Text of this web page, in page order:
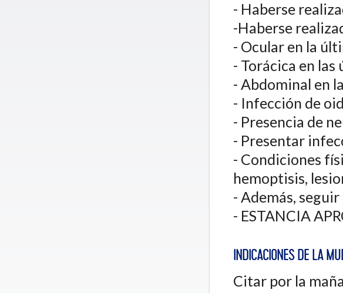
- Haberse
-Haberse
- Ocular en la
- Torácica en las
- Abdominal en
- Infección de
- Presencia de
- Presentar
- Condiciones
hemoptisis,
- Además,
- ESTANCIA
INDICACIONES DE LA
Citar por la